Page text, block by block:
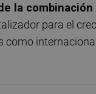
la
para el
como